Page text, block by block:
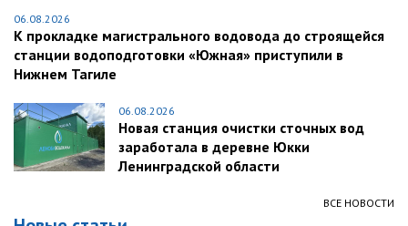
06.08.2026
К прокладке магистрального водовода до строящейся
станции водоподготовки «Южная» приступили в
Нижнем Тагиле
06.08.2026
Новая станция очистки сточных вод
заработала в деревне Юкки
Ленинградской области
ВСЕ НОВОСТИ